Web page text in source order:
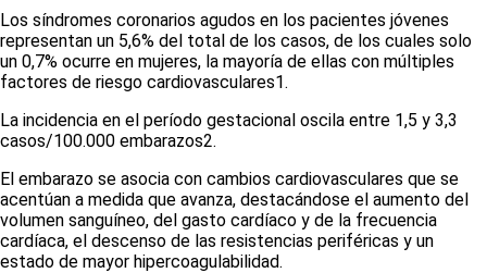
Los síndromes coronarios agudos en los pacientes jóvenes
representan un 5,6% del total de los casos, de los cuales solo
un 0,7% ocurre en mujeres, la mayoría de ellas con múltiples
factores de riesgo cardiovasculares1.
La incidencia en el período gestacional oscila entre 1,5 y 3,3
casos/100.000 embarazos2.
El embarazo se asocia con cambios cardiovasculares que se
acentúan a medida que avanza, destacándose el aumento del
volumen sanguíneo, del gasto cardíaco y de la frecuencia
cardíaca, el descenso de las resistencias periféricas y un
estado de mayor hipercoagulabilidad.